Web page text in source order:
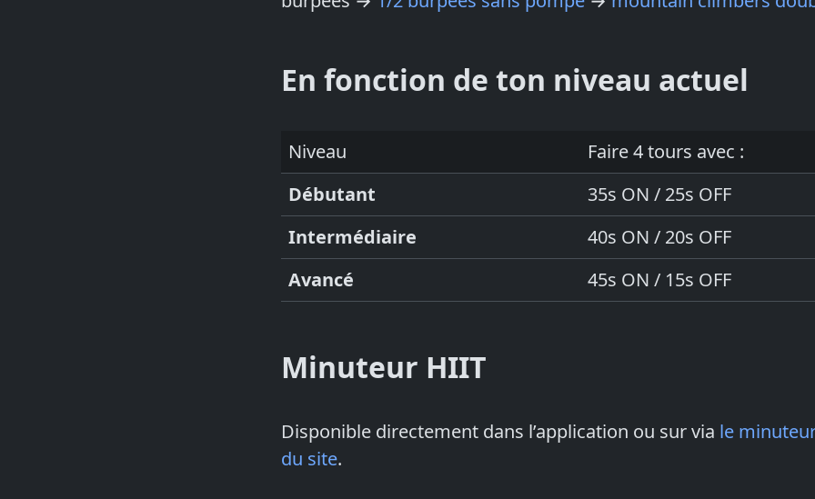
En fonction de ton niveau actuel
Niveau
Faire 4 tours avec :
Débutant
35s ON / 25s OFF
Intermédiaire
40s ON / 20s OFF
Avancé
45s ON / 15s OFF
Minuteur HIIT
Disponible directement dans l’application ou sur via le
du site.